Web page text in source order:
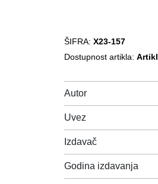
ŠIFRA: X23-157
Dostupnost artikla:
Autor
Uvez
Izdavač
Godina izdavanja